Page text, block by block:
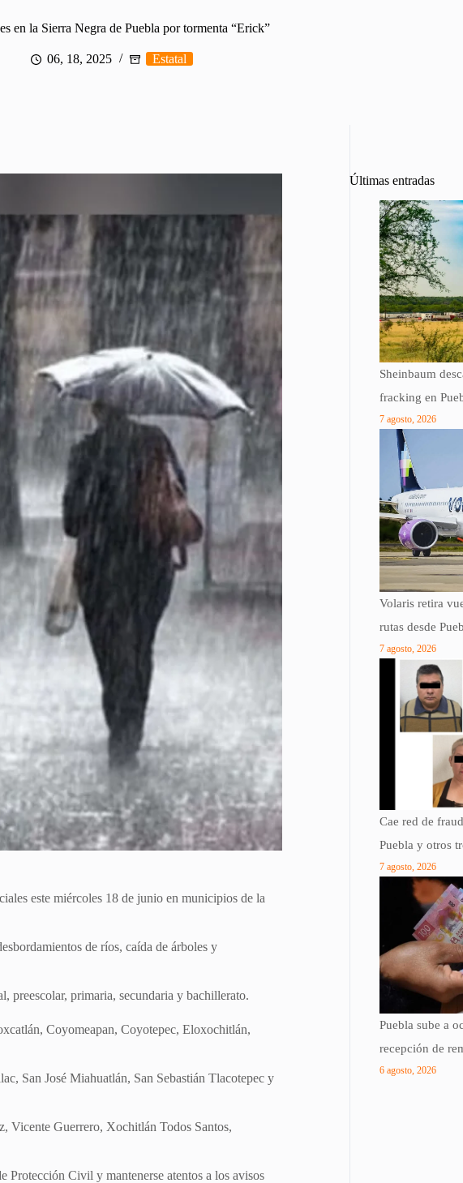
en la Sierra Negra de Puebla por tormenta “Erick”
06, 18, 2025 Estatal
este miércoles 18 de junio en municipios de la
de ríos, caída de árboles y
preescolar, primaria, secundaria y bachillerato.
Coyomeapan, Coyotepec, Eloxochitlán,
San José Miahuatlán, San Sebastián Tlacotepec y
Vicente Guerrero, Xochitlán Todos Santos,
Protección Civil y mantenerse atentos a los avisos
Últimas entradas
Sheinbaum
fracking en
7 agosto, 2026
Volaris retira
rutas desde
7 agosto, 2026
Cae red de
Puebla y otros
7 agosto, 2026
Puebla sube a
recepción de
6 agosto, 2026